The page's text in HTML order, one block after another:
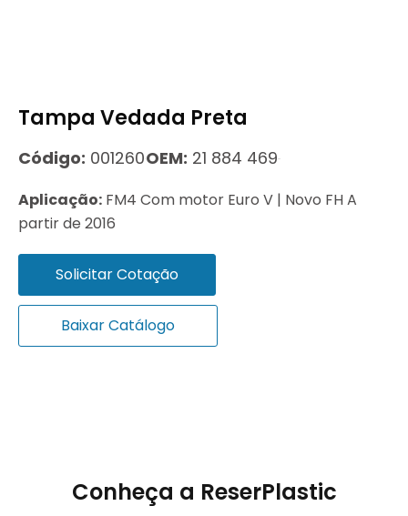
Tampa Vedada Preta
Código: 001260OEM: 21 884 469
Aplicação: FM4 Com motor Euro V | Novo FH A
partir de 2016
Solicitar Cotação
Baixar Catálogo
Conheça a ReserPlastic